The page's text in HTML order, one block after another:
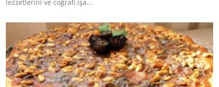
lezzetlerini ve coğrafi işa...